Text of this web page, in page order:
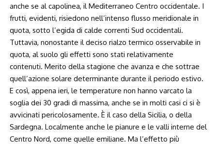
anche se al capolinea, il Mediterraneo Centro occidentale. I
frutti, evidenti, risiedono nell’intenso flusso meridionale in
quota, sotto l’egida di calde correnti Sud occidentali.
Tuttavia, nonostante il deciso rialzo termico osservabile in
quota, al suolo gli effetti sono stati relativamente
contenuti. Merito della stagione che avanza e che sottrae
quell’azione solare determinante durante il periodo estivo.
E così, appena ieri, le temperature non hanno varcato la
soglia dei 30 gradi di massima, anche se in molti casi ci si è
avvicinati pericolosamente. È il caso della Sicilia, o della
Sardegna. Localmente anche le pianure e le valli interne del
Centro Nord, come quelle emiliane. Ma l’effetto più